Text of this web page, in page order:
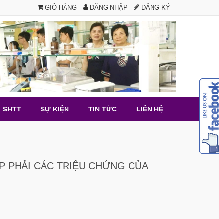
GIỎ HÀNG ĐĂNG NHẬP ĐĂNG KÝ
SHTT SỰ KIỆN TIN TỨC LIÊN HỆ
PHẢI CÁC TRIỆU CHỨNG CỦA